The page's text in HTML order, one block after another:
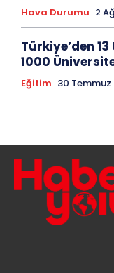
Hava Durumu 2
Türkiye’den
1000
Eğitim 30 Temmuz